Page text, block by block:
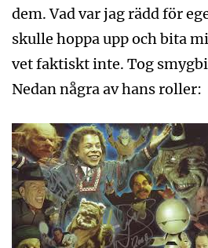
dem. Vad var jag rädd för
skulle hoppa upp och bita
vet faktiskt inte. Tog
Nedan några av hans roller: